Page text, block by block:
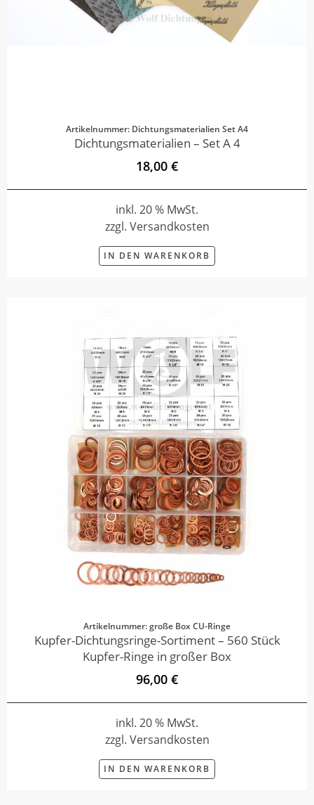
Artikelnummer: Dichtungsmaterialien Set A4
Dichtungsmaterialien – Set A 4
18,00 €
inkl. 20 % MwSt.
zzgl. Versandkosten
IN DEN WARENKORB
Artikelnummer: große Box CU-Ringe
Kupfer-Dichtungsringe-Sortiment – 560 Stück
Kupfer-Ringe in großer Box
96,00 €
inkl. 20 % MwSt.
zzgl. Versandkosten
IN DEN WARENKORB